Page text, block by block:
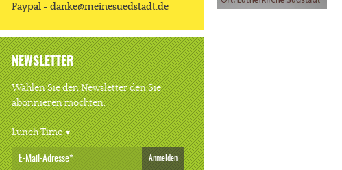
Paypal - danke@meinesuedstadt.de
NEWSLETTER
Wählen Sie den Newsletter den Sie
abonnieren möchten.
Lunch Time
Anmelden